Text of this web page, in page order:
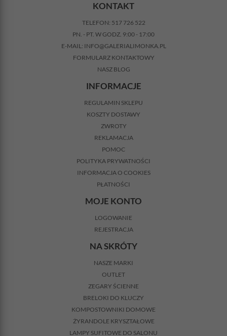
KONTAKT
TELEFON: 517 726 522
PN. - PT. W GODZ. 9:00 - 17:00
E-MAIL: INFO@GALERIALIMONKA.PL
FORMULARZ KONTAKTOWY
NASZ BLOG
INFORMACJE
REGULAMIN SKLEPU
KOSZTY DOSTAWY
ZWROTY
REKLAMACJA
POMOC
POLITYKA PRYWATNOŚCI
INFORMACJA O COOKIES
PŁATNOŚCI
MOJE KONTO
LOGOWANIE
REJESTRACJA
NA SKRÓTY
NASZE MARKI
OUTLET
ZEGARY ŚCIENNE
BRELOKI DO KLUCZY
KOMPOSTOWNIKI DOMOWE
ŻYRANDOLE KRYSZTAŁOWE
LAMPY SUFITOWE DO SALONU